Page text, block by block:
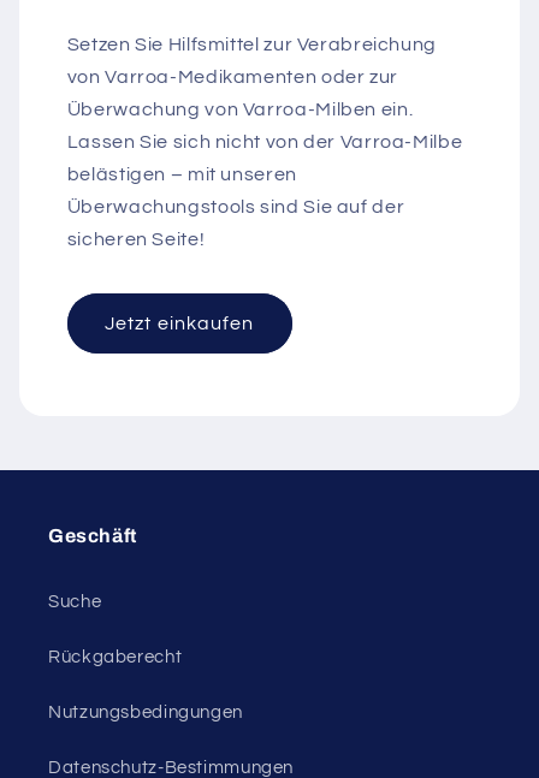
Setzen Sie Hilfsmittel zur Verabreichung
von Varroa-Medikamenten oder zur
Überwachung von Varroa-Milben ein.
Lassen Sie sich nicht von der Varroa-Milbe
belästigen – mit unseren
Überwachungstools sind Sie auf der
sicheren Seite!
Jetzt einkaufen
Geschäft
Suche
Rückgaberecht
Nutzungsbedingungen
Datenschutz-Bestimmungen